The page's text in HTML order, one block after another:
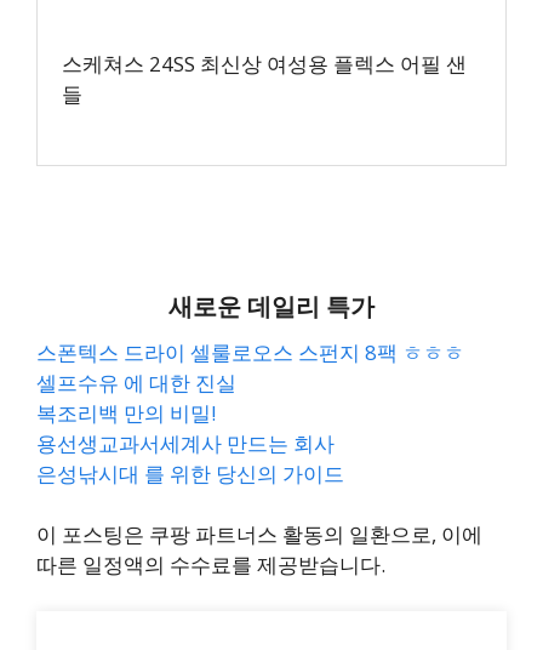
스케쳐스 24SS 최신상 여성용 플렉스 어필 샌
들
새로운 데일리 특가
스폰텍스 드라이 셀룰로오스 스펀지 8팩 ㅎㅎㅎ
셀프수유 에 대한 진실
복조리백 만의 비밀!
용선생교과서세계사 만드는 회사
은성낚시대 를 위한 당신의 가이드
이 포스팅은 쿠팡 파트너스 활동의 일환으로, 이에
따른 일정액의 수수료를 제공받습니다.